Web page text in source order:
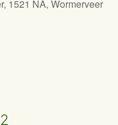
1521 NA, Wormerveer